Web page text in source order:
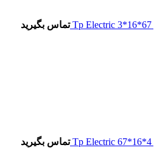
تماس بگیرید
تماس بگیرید